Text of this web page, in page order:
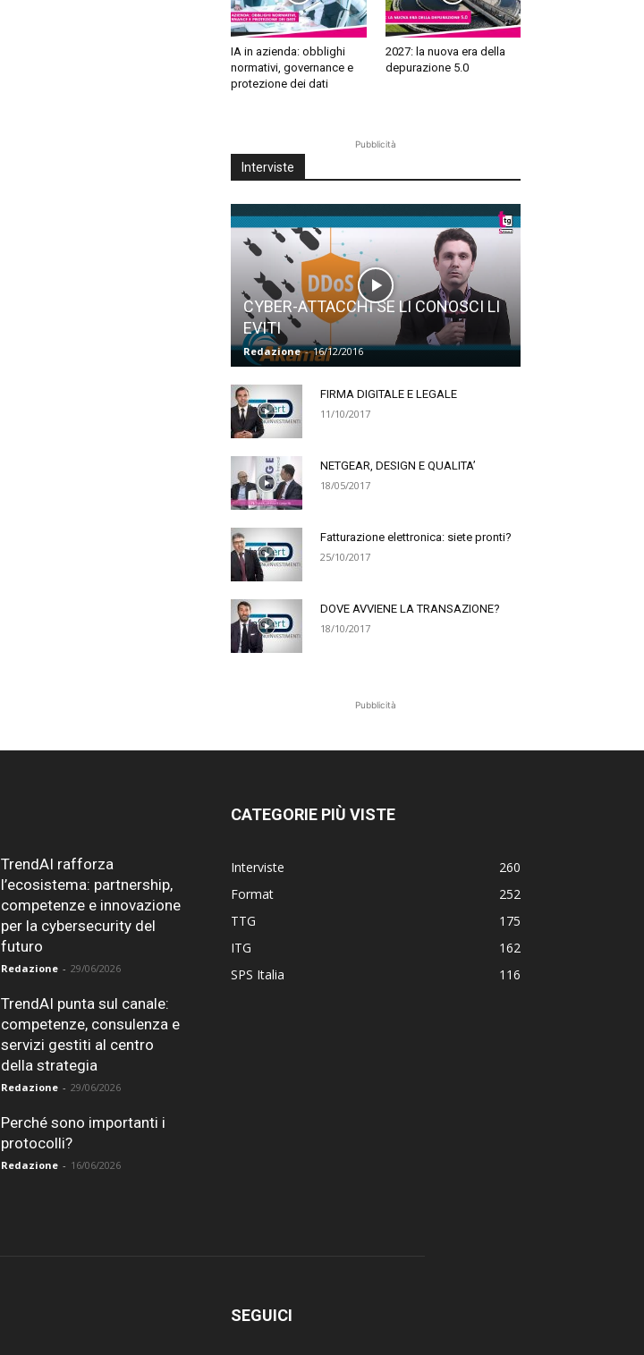
IA in azienda: obblighi
normativi, governance e
protezione dei dati
2027: la nuova era della
depurazione 5.0
Pubblicità
Interviste
CYBER-ATTACCHI SE LI CONOSCI LI
EVITI
Redazione - 16/12/2016
FIRMA DIGITALE E LEGALE
11/10/2017
NETGEAR, DESIGN E QUALITA’
18/05/2017
Fatturazione elettronica: siete pronti?
25/10/2017
DOVE AVVIENE LA TRANSAZIONE?
18/10/2017
Pubblicità
TrendAI rafforza
l’ecosistema: partnership,
competenze e innovazione
per la cybersecurity del
futuro
Redazione - 29/06/2026
TrendAI punta sul canale:
competenze, consulenza e
servizi gestiti al centro
della strategia
Redazione - 29/06/2026
Perché sono importanti i
protocolli?
Redazione - 16/06/2026
CATEGORIE PIÙ VISTE
Interviste
260
Format
252
TTG
175
ITG
162
SPS Italia
116
SEGUICI